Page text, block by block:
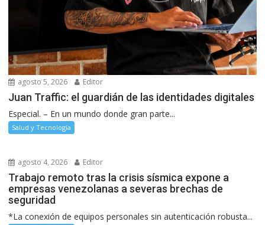
agosto 5, 2026 Editor
Juan Traffic: el guardián de las identidades digitales
Especial. – En un mundo donde gran parte...
Salud y Tecnología
agosto 4, 2026 Editor
Trabajo remoto tras la crisis sísmica expone a
empresas venezolanas a severas brechas de
seguridad
*La conexión de equipos personales sin autenticación robusta...